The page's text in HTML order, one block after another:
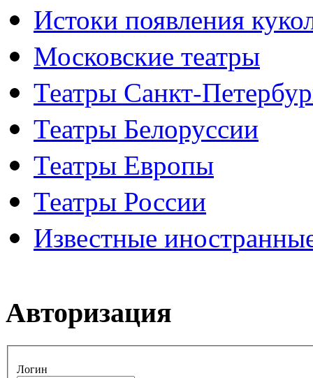
Истоки появления
Московские театры
Театры Санкт-
Театры Белоруссии
Театры Европы
Театры России
Известные
Авторизация
Логин